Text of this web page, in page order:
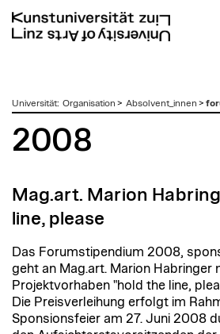
zumUniversität: Organisation > Absolvent_innen >
2008
Mag.art. Marion
line, please
Das Forumstipendium 2008,
geht an Mag.art. Marion Habringer
Projektvorhaben "hold the line,
Die Preisverleihung erfolgt im
Sponsionsfeier am 27. Juni 2008